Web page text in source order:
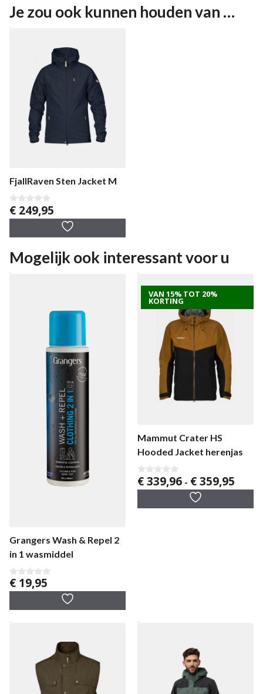
Je zou ook kunnen houden van …
FjallRaven Sten Jacket M
0
v
5
€ 249,95
Mogelijk ook interessant voor u
Grangers Wash & Repel 2
in 1 wasmiddel
0
v
€ 19,95
VAN 15% TOT 20%
KORTING
Mammut Crater HS
Hooded Jacket herenjas
0
v
5
€339,96 - €359,95
€